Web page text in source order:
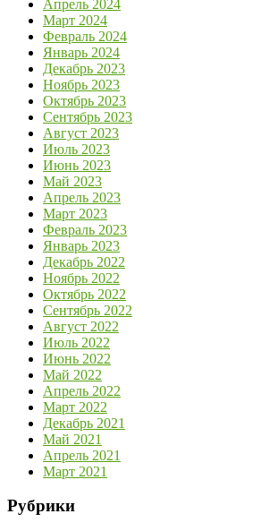
Апрель 2024
Март 2024
Февраль 2024
Январь 2024
Декабрь 2023
Ноябрь 2023
Октябрь 2023
Сентябрь 2023
Август 2023
Июль 2023
Июнь 2023
Май 2023
Апрель 2023
Март 2023
Февраль 2023
Январь 2023
Декабрь 2022
Ноябрь 2022
Октябрь 2022
Сентябрь 2022
Август 2022
Июль 2022
Июнь 2022
Май 2022
Апрель 2022
Март 2022
Декабрь 2021
Май 2021
Апрель 2021
Март 2021
Рубрики